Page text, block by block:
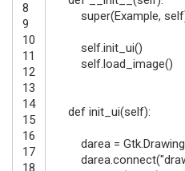
8
9
10
11
12
13
14
15
16
17
super(Example, self
self.init_ui()
self. load_image()
def init_ui(self):
darea = Gtk.
darea.connect(